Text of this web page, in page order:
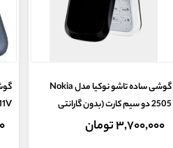
گوشی ساده تاشو نوکیا مدل Nokia
2505 دو سیم کارت (بدون گارانتی
شرکتی) رجیستر+ کد فعالسازی
۳,۷۰۰,۰۰۰ تومان